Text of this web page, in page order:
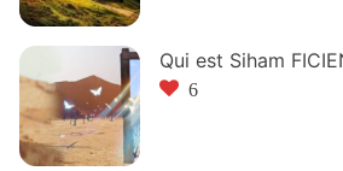
Qui est Siham
6